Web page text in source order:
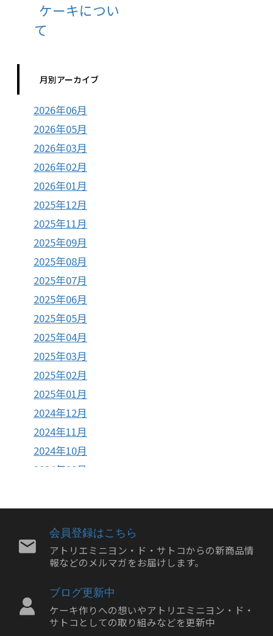
ケーキについ
て
月別アーカイブ
2026年06月
2026年05月
2026年03月
2026年02月
2026年01月
2025年12月
2025年11月
2025年09月
2025年08月
2025年07月
2025年06月
2025年05月
2025年04月
2025年03月
2025年02月
2025年01月
2024年12月
2024年11月
2024年10月
2024年09月
2024年07月
2024年06月
2024年05月
2024年04月
2024年02月
2024年01月
会員登録はこちら
アトリエミニヨン・ド・サトコからの新商品情
報などのメルマガをお届けします。
ブログ更新中
ケーキ作りへの想いやアトリエミニヨン・ド・
サトコとしての取り組みなどを更新中